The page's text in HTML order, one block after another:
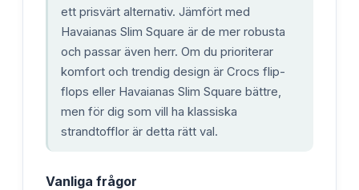
ett prisvärt alternativ. Jämfört med
Havaianas Slim Square är de mer robusta
och passar även herr. Om du prioriterar
komfort och trendig design är Crocs flip-
flops eller Havaianas Slim Square bättre,
men för dig som vill ha klassiska
strandtofflor är detta rätt val.
Vanliga frågor